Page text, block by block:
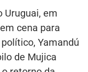
Uruguai, em
cena para
Yamandú
de Mujica